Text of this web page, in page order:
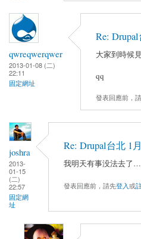
qwreqwerqwer
2013-01-08 (二)
22:11
固定網址
Re:
大家到時候
qq
發表回應前，
joshra
2013-
01-15
(二)
22:57
固定網
址
Re: Drupal台北 1
我明天有事没法去了
發表回應前，請先登入或